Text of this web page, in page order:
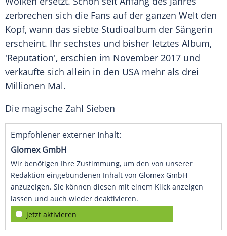
zerbrechen sich die Fans auf der ganzen Welt den
Kopf, wann das siebte Studioalbum der Sängerin
erscheint. Ihr sechstes und bisher letztes Album,
'Reputation', erschien im November 2017 und
verkaufte sich allein in den USA mehr als drei
Millionen Mal.
Die magische Zahl Sieben
Empfohlener externer Inhalt:
Glomex GmbH
Wir benötigen Ihre Zustimmung, um den von unserer
Redaktion eingebundenen Inhalt von Glomex GmbH
anzuzeigen. Sie können diesen mit einem Klick anzeigen
lassen und auch wieder deaktivieren.
jetzt aktivieren